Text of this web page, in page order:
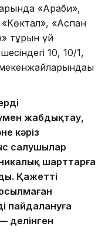
«Араби»,
«Аспан
тұрғын үй
10, 10/1,
жабдықтау,
кәріз
салушылар
шарттарға
Қажетті
пайдалануға
делінген